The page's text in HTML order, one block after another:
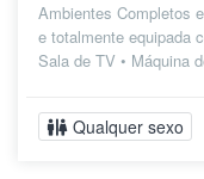
Ambientes Completos
e totalmente equipada
Sala de TV • Máquina
Qualquer sexo